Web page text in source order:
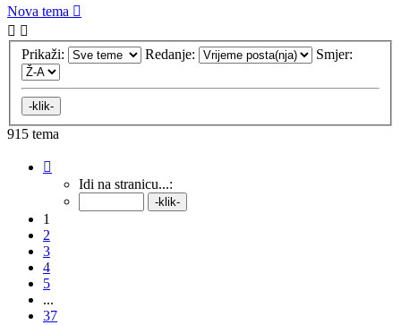
Nova tema
Prikaži: Redanje: Smjer:
915 tema
37 .Idi na stranicu...:
1
2
3
4
5
...
37